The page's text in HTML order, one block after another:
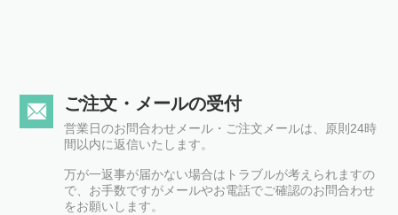
ご注文・メールの受付
営業日のお問合わせメール・ご注文メールは、原則24時
間以内に返信いたします。
万が一返事が届かない場合はトラブルが考えられますの
で、お手数ですがメールやお電話でご確認のお問合わせ
をお願いします。